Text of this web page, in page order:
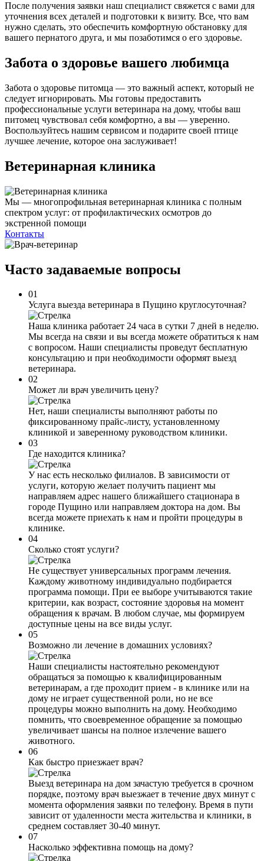
После получения заявки наш специалист свяжется с вами для
уточнения всех деталей и подготовки к визиту. Все, что вам
нужно сделать, это обеспечить комфортную обстановку для
вашего пернатого друга, и мы позаботимся о его здоровье.
Забота о здоровье вашего любимца
Забота о здоровье питомца — это важный аспект, который не
следует игнорировать. Мы готовы предоставить
профессиональные услуги ветеринара на дому, чтобы ваш
питомец чувствовал себя комфортно, а вы — уверенно.
Воспользуйтесь нашим сервисом и подарите своей птице
лучшее лечение, которое она заслуживает!
Ветеринарная клиника
Мы — многопрофильная ветеринарная клиника с полным
спектром услуг: от профилактических осмотров до
экстренной помощи
Контакты
Часто задаваемые вопросы
01
Услуга выезда ветеринара в Пущино круглосуточная?
Наша клиника работает 24 часа в сутки 7 дней в неделю.
Мы всегда на связи и вы всегда можете обратиться к нам
с вопросом. Наши специалисты проведут бесплатную
консультацию и при необходимости оформят выезд
ветеринара.
02
Может ли врач увеличить цену?
Нет, наши специалисты выполняют работы по
фиксированному прайс-листу, установленному
клиникой и заверенному руководством клиники.
03
Где находится клиника?
У нас есть несколько филиалов. В зависимости от
услуги, которую желает получить пациент мы
направляем адрес нашего ближайшего стационара в
городе Пущино или направляем доктора на дом. Вы
всегда можете приехать к нам и пройти процедуры в
клинике.
04
Сколько стоят услуги?
Не существует универсальных программ лечения.
Каждому животному индивидуально подбирается
программа помощи. При ее выборе учитываются такие
критерии, как возраст, состояние здоровья на момент
обращения к врачам. В любом случае, мы формируем
доступные цены на все виды услуг.
05
Возможно ли лечение в домашних условиях?
Наши специалисты настоятельно рекомендуют
обращаться за помощью к квалифицированным
ветеринарам, а где проходит прием - в клинике или на
дому не играет существенной роли, но не все
процедуры можно выполнить на дому. Необходимо
помнить, что своевременное обращение за помощью
увеличивает шансы на полное излечение вашего
животного.
06
Как быстро приезжает врач?
Выезд ветеринара на дом зачастую требуется в срочном
порядке, поэтому врач выезжает в течение двух минут с
момента оформления заявки по телефону. Время в пути
зависит от удаленности места жительства и клиники, в
среднем составляет 30-40 минут.
07
Насколько эффективна помощь на дому?